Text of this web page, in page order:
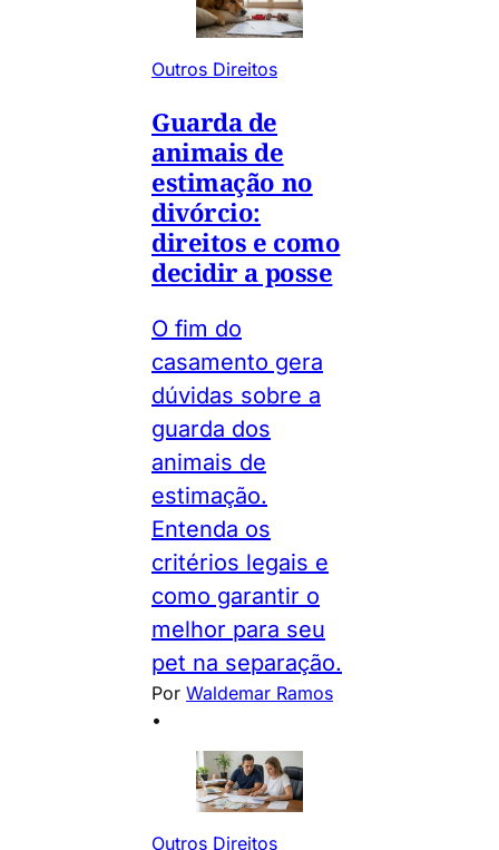
Outros Direitos
Guarda de
animais de
estimação no
divórcio:
direitos e como
decidir a posse
O fim do
casamento gera
dúvidas sobre a
guarda dos
animais de
estimação.
Entenda os
critérios legais e
como garantir o
melhor para seu
pet na separação.
Por Waldemar Ramos
•
Outros Direitos